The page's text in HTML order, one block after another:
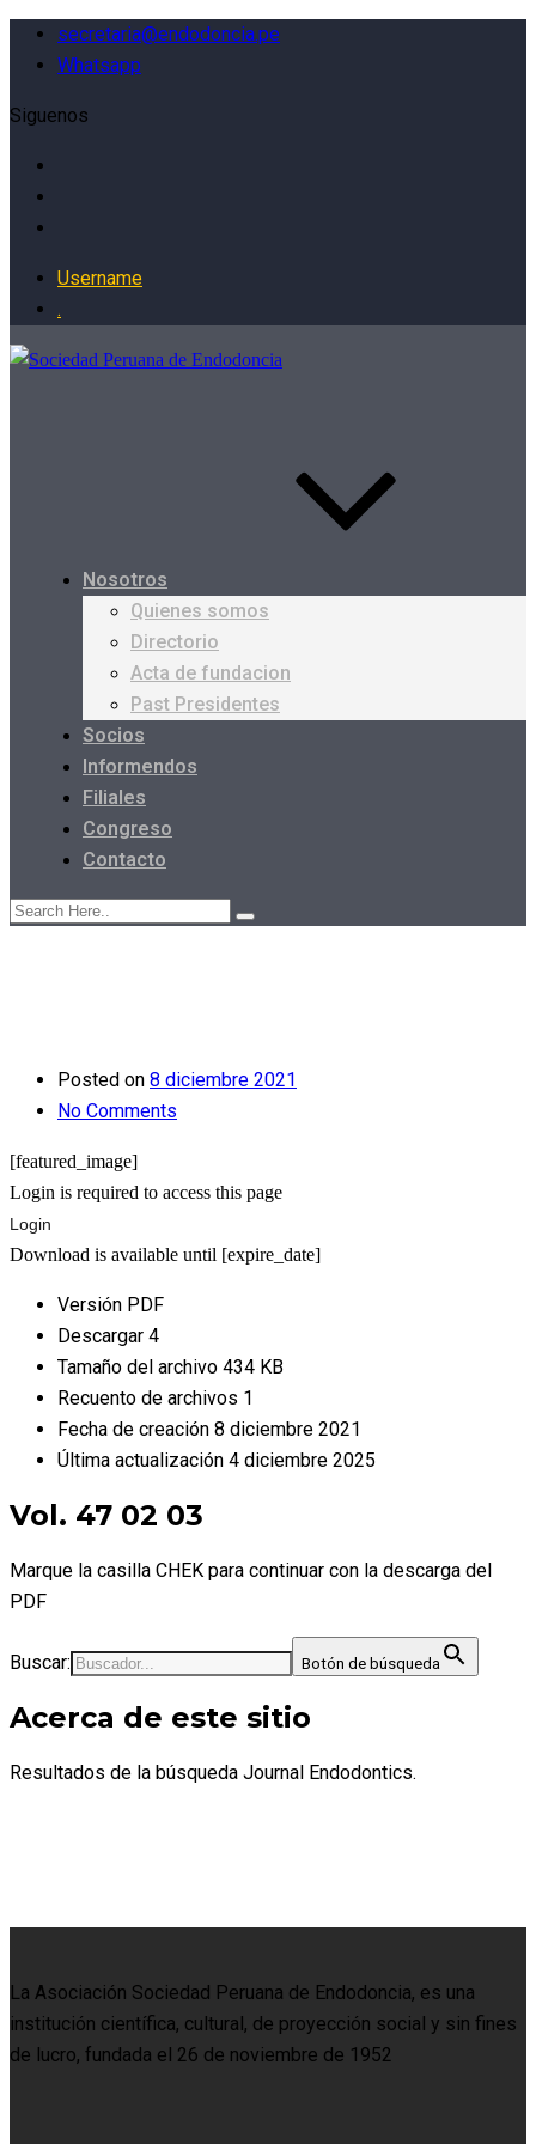
secretaria@endodoncia.pe
Whatsapp
Siguenos
Username
.
Nosotros
Quienes somos
Directorio
Acta de fundacion
Past Presidentes
Socios
Informendos
Filiales
Congreso
Contacto
Posted on 8 diciembre 2021
No Comments
[featured_image]
Login is required to access this page
Login
Download is available until [expire_date]
Versión PDF
Descargar 4
Tamaño del archivo 434 KB
Recuento de archivos 1
Fecha de creación 8 diciembre 2021
Última actualización 4 diciembre 2025
Vol. 47 02 03
Marque la casilla CHEK para continuar con la descarga del
PDF
Buscar: Botón de búsqueda
Acerca de este sitio
Resultados de la búsqueda Journal Endodontics.
La Asociación Sociedad Peruana de Endodoncia, es una
institución científica, cultural, de proyección social y sin fines
de lucro, fundada el 26 de noviembre de 1952